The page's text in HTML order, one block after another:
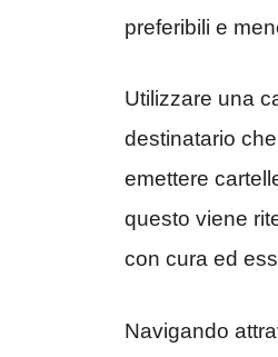
preferibili e
Utilizzare una
destinatario
emettere
questo viene
con cura ed
Navigando